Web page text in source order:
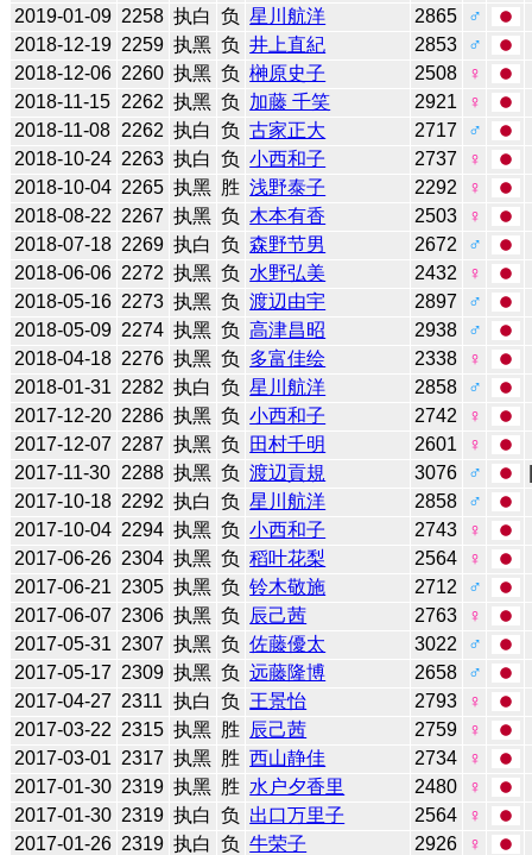
2019-01-09 2258 执白 负 星川航洋 2865
♂
2018-12-19 2259 执黑 负 井上直紀 2853
♂
2018-12-06 2260 执黑 负 榊原史子 2508
♀
2018-11-15 2262 执黑 负 加藤 千笑 2921
♀
2018-11-08 2262 执白 负 古家正大 2717
♂
2018-10-24 2263 执白 负 小西和子 2737
♀
2018-10-04 2265 执黑 胜 浅野泰子 2292
♀
2018-08-22 2267 执黑 负 木本有香 2503
♀
2018-07-18 2269 执白 负 森野节男 2672
♂
2018-06-06 2272 执黑 负 水野弘美 2432
♀
2018-05-16 2273 执黑 负 渡辺由宇 2897
♂
2018-05-09 2274 执黑 负 高津昌昭 2938
♂
2018-04-18 2276 执黑 负 多富佳绘 2338
♀
2018-01-31 2282 执白 负 星川航洋 2858
♂
2017-12-20 2286 执黑 负 小西和子 2742
♀
2017-12-07 2287 执黑 负 田村千明 2601
♀
2017-11-30 2288 执黑 负 渡辺貢規 3076 ♂
2017-10-18 2292 执白 负 星川航洋 2858
♂
2017-10-04 2294 执黑 负 小西和子 2743
♀
2017-06-26 2304 执黑 负 稻叶花梨 2564
♀
2017-06-21 2305 执黑 负 铃木敬施 2712
♂
2017-06-07 2306 执黑 负 辰己茜 2763
♀
2017-05-31 2307 执黑 负 佐藤優太 3022
♂
2017-05-17 2309 执黑 负 远藤隆博 2658
♂
2017-04-27 2311 执白 负 王景怡 2793
♀
2017-03-22 2315 执黑 胜 辰己茜 2759
♀
2017-03-01 2317 执黑 胜 西山静佳 2734
♀
2017-01-30 2319 执黑 胜 水户夕香里 2480
♀
2017-01-30 2319 执白 负 出口万里子 2564
♀
2017-01-26 2319 执白 负 牛荣子 2926
♀